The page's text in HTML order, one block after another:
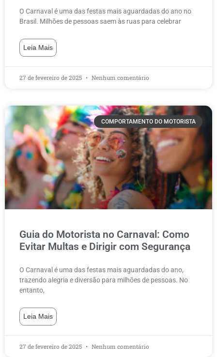
Salvar
O Carnaval é uma das festas mais aguardadas do ano no
Brasil. Milhões de pessoas saem às ruas para celebrar
Leia Mais
27 de fevereiro de 2025 Nenhum comentário
COMPORTAMENTO DO MOTORISTA
Guia do Motorista no Carnaval: Como
Evitar Multas e Dirigir com Segurança
O Carnaval é uma das festas mais aguardadas do ano,
trazendo alegria e diversão para milhões de pessoas. No
entanto,
Leia Mais
27 de fevereiro de 2025 Nenhum comentário